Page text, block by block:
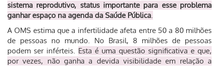
sistema reprodutivo, status importante para esse problema
ganhar espaço na agenda da Saúde Pública.
A OMS estima que a infertilidade afeta entre 50 a 80 milhões
de pessoas no mundo. No Brasil, 8 milhões de pessoas
podem ser inférteis. Esta é uma questão significativa e que,
por vezes, não ganha a devida visibilidade em relação a